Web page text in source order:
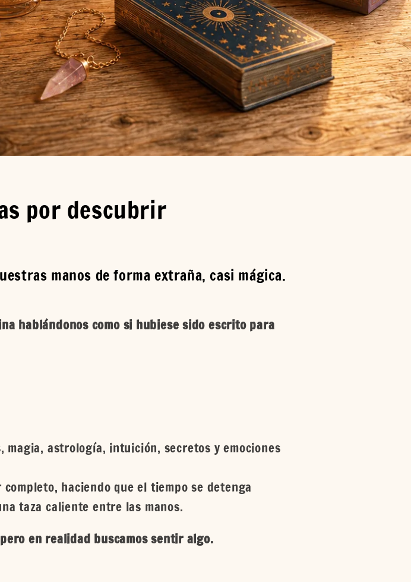
por descubrir
manos de forma extraña, casi mágica.
hablándonos como si hubiese sido escrito para
astrología, intuición, secretos y emociones
haciendo que el tiempo se detenga
taza caliente entre las manos.
en realidad buscamos sentir algo.